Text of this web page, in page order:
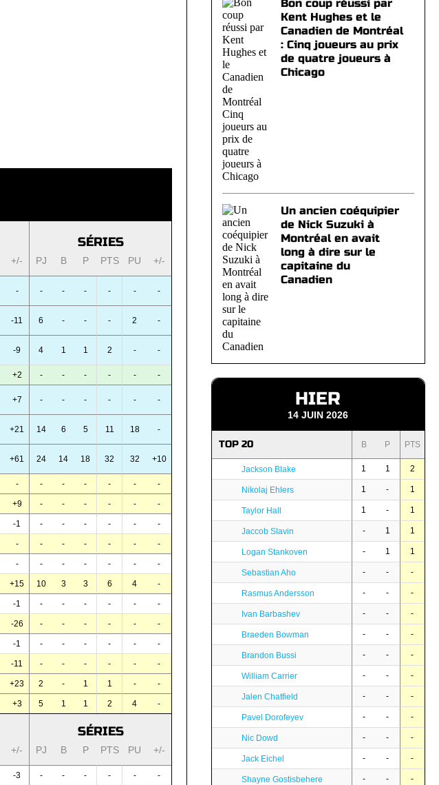
SÉRIES
+/- PJ B P PTS PU +/-
- - - - - - -
-11 6 - - - 2 -
-9 4 1 1 2 - -
+2 - - - - - -
+7 - - - - - -
+21 14 6 5 11 18 -
+61 24 14 18 32 32 +10
- - - - - - -
+9 - - - - - -
-1 - - - - - -
- - - - - - -
- - - - - - -
+15 10 3 3 6 4 -
-1 - - - - - -
-26 - - - - - -
-1 - - - - - -
-11 - - - - - -
+23 2 - 1 1 - -
+3 5 1 1 2 4 -
SÉRIES
+/- PJ B P PTS PU +/-
-3 - - - - - -
Bon coup réussi par
Kent Hughes et le
Canadien de Montréal
: Cinq joueurs au prix
de quatre joueurs à
Chicago
Un ancien coéquipier
de Nick Suzuki à
Montréal en avait
long à dire sur le
capitaine du
Canadien
HIER
14 JUIN 2026
TOP 20 B P PTS
Jackson Blake 1 1 2
Nikolaj Ehlers 1 - 1
Taylor Hall 1 - 1
Jaccob Slavin - 1 1
Logan Stankoven - 1 1
Sebastian Aho - - -
Rasmus Andersson - - -
Ivan Barbashev - - -
Braeden Bowman - - -
Brandon Bussi - - -
William Carrier - - -
Jalen Chatfield - - -
Pavel Dorofeyev - - -
Nic Dowd - - -
Jack Eichel - - -
Shayne Gostisbehere - - -